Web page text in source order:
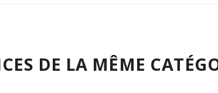
DE LA MÊME